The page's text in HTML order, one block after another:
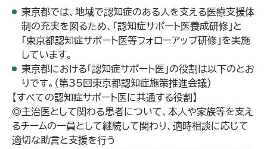
東京都では、地域で認知症のある人を支える医療支援体
制の充実を図るため、「 認知症サポート医養成研修 」と
東京都認知症サポート医等フォローアップ研修 」を実施
しています。
東京都における「認知症サポート医」の役割は以下のとお
りです。（第35回東京都認知症施策推進会議）
【すべての認知症サポート医に共通する役割】
◎主治医として関わる患者について、本人や家族等を支え
るチームの一員として継続して関わり、適時相談に応じて
適切な助言と支援を行う